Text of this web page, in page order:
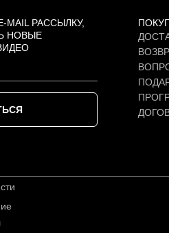
РАССЫЛКУ,
НОВЫЕ